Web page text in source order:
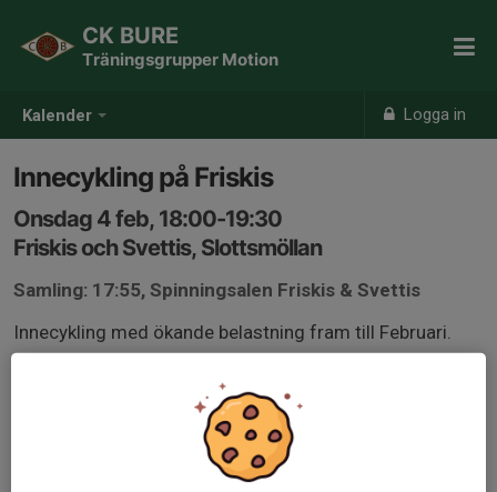
Kalender Logga in
CK BURE
Träningsgrupper Motion
Innecykling på Friskis
Onsdag 4 feb, 18:00-19:30
Friskis och Svettis, Slottsmöllan
Samling: 17:55, Spinningsalen Friskis & Svettis
Innecykling med ökande belastning fram till Februari.
Nu fokus på allt, formtoppning!!